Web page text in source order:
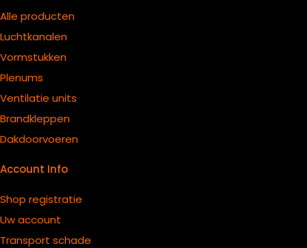
Alle producten
Luchtkanalen
Vormstukken
Plenums
Ventilatie units
Brandkleppen
Dakdoorvoeren
Account Info
Shop registratie
Uw account
Transport schade